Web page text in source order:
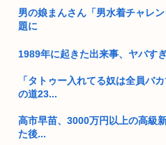
んの？
果マ...
日本航空123便事故、完全に風
が?」 ...
男の娘まんさん「男水着チャレ
題に
1989年に起きた出来事、ヤバす
「タトゥー入れてる奴は全員バ
の道23...
高市早苗、3000万円以上の高級
た後...